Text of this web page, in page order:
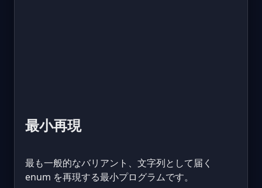
最小再現
最も一般的なバリアント、文字列として届く
enum を再現する最小プログラムです。